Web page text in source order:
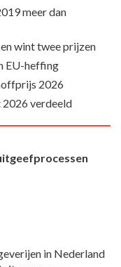
meer dan
wint twee prijzen
EU-heffing
2026
verdeeld
in Nederland